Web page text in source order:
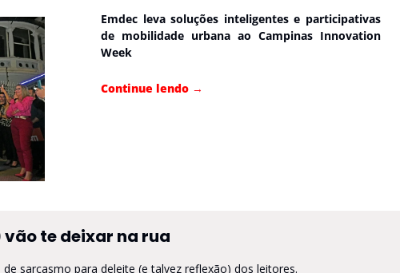
Emdec leva soluções inteligentes e participativas
de mobilidade urbana ao Campinas Innovation
Week
Continue lendo →
vão te deixar na rua
de sarcasmo para deleite (e talvez reflexão) dos leitores.